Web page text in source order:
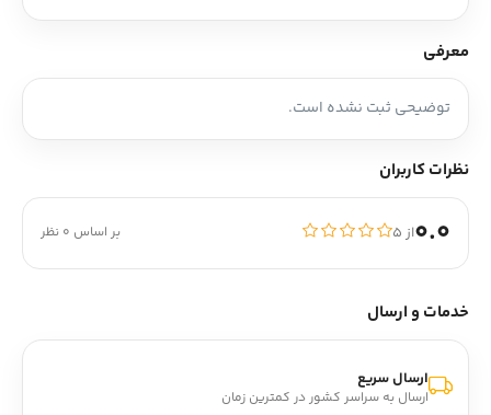
معرفی
توضیحی ثبت نشده است.
نظرات کاربران
0.0از ۵ بر اساس 0 نظر
خدمات و ارسال
ارسال سریع
ارسال به سراسر کشور در کمترین زمان